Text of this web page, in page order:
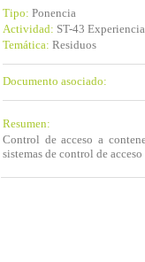
Tipo: Ponencia
Actividad: ST-43
Temática: Residuos
Documento asociado:
Resumen:
Control de acceso a
sistemas de control de